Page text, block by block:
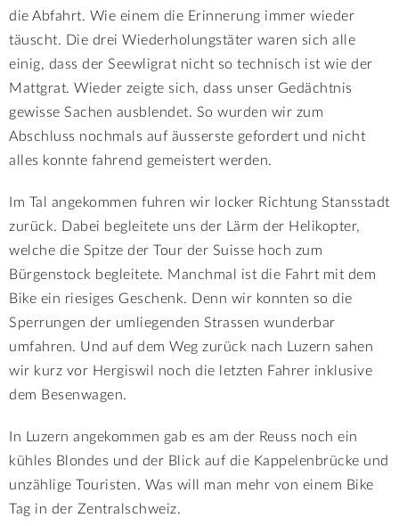
die Abfahrt. Wie einem die Erinnerung immer wieder
täuscht. Die drei Wiederholungstäter waren sich alle
einig, dass der Seewligrat nicht so technisch ist wie der
Mattgrat. Wieder zeigte sich, dass unser Gedächtnis
gewisse Sachen ausblendet. So wurden wir zum
Abschluss nochmals auf äusserste gefordert und nicht
alles konnte fahrend gemeistert werden.
Im Tal angekommen fuhren wir locker Richtung Stansstadt
zurück. Dabei begleitete uns der Lärm der Helikopter,
welche die Spitze der Tour der Suisse hoch zum
Bürgenstock begleitete. Manchmal ist die Fahrt mit dem
Bike ein riesiges Geschenk. Denn wir konnten so die
Sperrungen der umliegenden Strassen wunderbar
umfahren. Und auf dem Weg zurück nach Luzern sahen
wir kurz vor Hergiswil noch die letzten Fahrer inklusive
dem Besenwagen.
In Luzern angekommen gab es am der Reuss noch ein
kühles Blondes und der Blick auf die Kappelenbrücke und
unzählige Touristen. Was will man mehr von einem Bike
Tag in der Zentralschweiz.